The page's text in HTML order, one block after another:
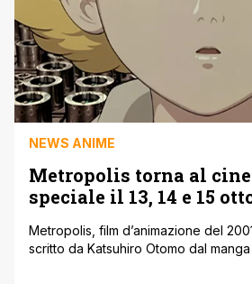
NEWS ANIME
Metropolis torna al
speciale il 13, 14 e 15
Metropolis, film d’animazione del
scritto da Katsuhiro Otomo dal